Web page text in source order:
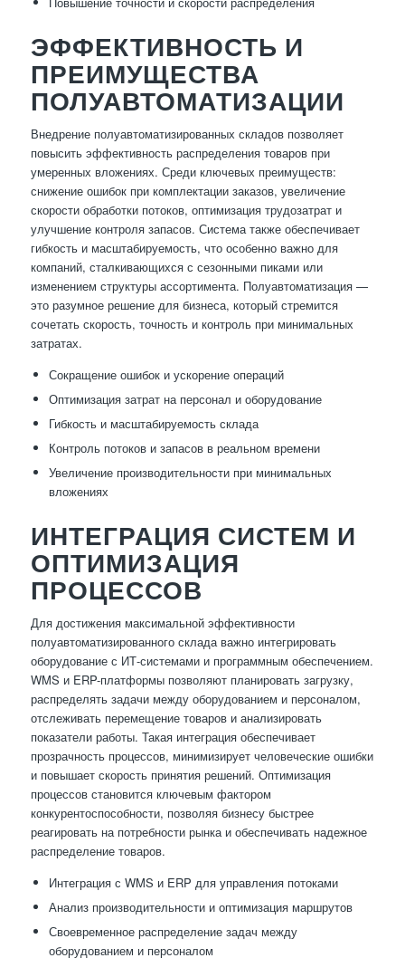
ЭФФЕКТИВНОСТЬ И
ПРЕИМУЩЕСТВА
ПОЛУАВТОМАТИЗАЦИИ
Внедрение полуавтоматизированных складов позволяет
повысить эффективность распределения товаров при
умеренных вложениях. Среди ключевых преимуществ:
снижение ошибок при комплектации заказов, увеличение
скорости обработки потоков, оптимизация трудозатрат и
улучшение контроля запасов. Система также обеспечивает
гибкость и масштабируемость, что особенно важно для
компаний, сталкивающихся с сезонными пиками или
изменением структуры ассортимента. Полуавтоматизация —
это разумное решение для бизнеса, который стремится
сочетать скорость, точность и контроль при минимальных
затратах.
Сокращение ошибок и ускорение операций
Оптимизация затрат на персонал и оборудование
Гибкость и масштабируемость склада
Контроль потоков и запасов в реальном времени
Увеличение производительности при минимальных
вложениях
ИНТЕГРАЦИЯ СИСТЕМ И
ОПТИМИЗАЦИЯ
ПРОЦЕССОВ
Для достижения максимальной эффективности
полуавтоматизированного склада важно интегрировать
оборудование с ИТ-системами и программным обеспечением.
WMS и ERP-платформы позволяют планировать загрузку,
распределять задачи между оборудованием и персоналом,
отслеживать перемещение товаров и анализировать
показатели работы. Такая интеграция обеспечивает
прозрачность процессов, минимизирует человеческие ошибки
и повышает скорость принятия решений. Оптимизация
процессов становится ключевым фактором
конкурентоспособности, позволяя бизнесу быстрее
реагировать на потребности рынка и обеспечивать надежное
распределение товаров.
Интеграция с WMS и ERP для управления потоками
Анализ производительности и оптимизация маршрутов
Своевременное распределение задач между
оборудованием и персоналом